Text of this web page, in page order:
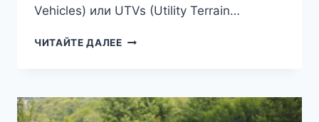
Vehicles) или UTVs (Utility Terrain…
ЧИТАЙТЕ ДАЛЕЕВЫБОР
ДЛЯ
КОНКРЕТНОГО